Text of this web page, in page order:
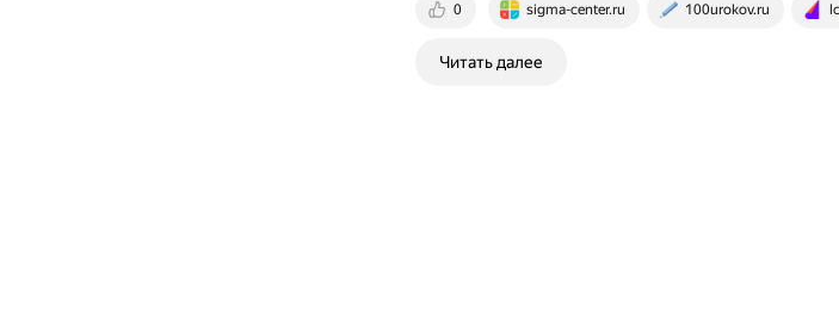
0 sigma-center.ru 100urokov.ru
Читать далее